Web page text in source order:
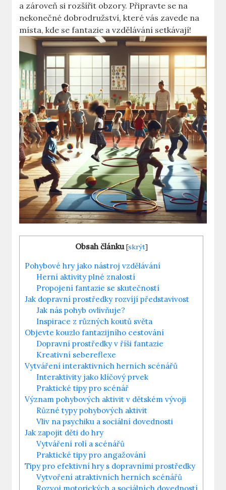
a zároveň si rozšířit obzory. Připravte se na
nekonečné dobrodružství, které vás zavede na
místa, kde se fantazie a vzdělávání setkávají!
Obsah článku [skrýt]
Pohybové hry jako nástroj vzdělávání
Herní aktivity plné znalostí
Propojení fantazie se skutečností
Jak dopravní prostředky rozvíjí představivost
Jak nás pohyb ovlivňuje?
Inspirace z různých koutů světa
Objevte kouzlo fantazijního cestování
Dopravní prostředky v říši fantazie
Kreativní sebereflexe
Vytváření interaktivních herních scénářů
Interaktivity jako klíčový prvek
Praktické tipy pro scénář
Význam pohybových aktivit v dětském vývoji
Různé typy pohybových aktivit
Vliv na psychiku a sociální dovednosti
Jak zapojit děti do hry
Vytváření rolí a scénářů
Praktické tipy pro angažování
Tipy pro efektivní hry s dopravními prostředky
Vytvoření atraktivních herních scénářů
Rozvoj motorických a sociálních dovedností